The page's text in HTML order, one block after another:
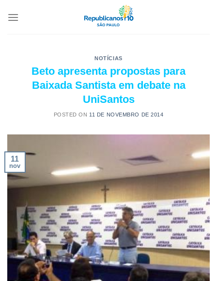
NOTÍCIAS
Beto apresenta propostas para
Baixada Santista em debate na
UniSantos
POSTED ON 11 DE NOVEMBRO DE 2014
11
nov